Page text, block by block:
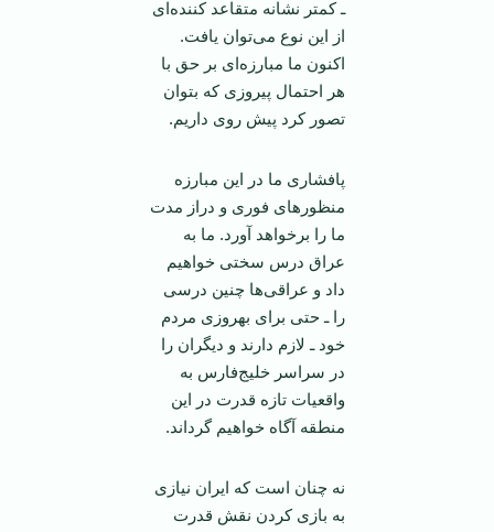
ـ کمتر نشانه متقاعد کننده‌ای
از این نوع می‌توان یافت.
اکنون ما مبارزه‌ای بر حق با
هر احتمال پیروزی که بتوان
تصور کرد پیش روی داریم.
پافشاری ما در این مبارزه
منظورهای فوری و دراز مدت
ما را برخواهد آورد. ما به
عراق درس سختی خواهیم
داد و عراقی‌ها چنین درسی
را ـ حتی برای بهروزی مردم
خود ـ لازم دارند و دیگران را
در سراسر خلیج‌فارس به
واقعیات تازه قدرت در این
منطقه آگاه خواهیم گرداند.
نه چنان است که ایران نیازی
به بازی کردن نقش قدرت